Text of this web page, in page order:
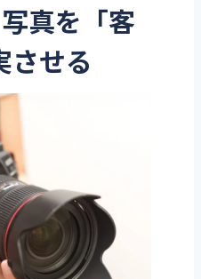
真を「客
させる